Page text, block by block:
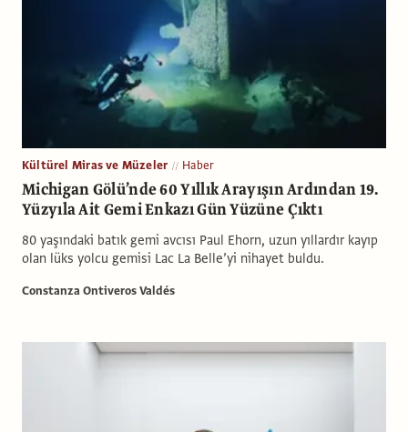
Kültürel Miras ve Müzeler Haber
Michigan Gölü’nde 60 Yıllık Arayışın Ardından 19.
Yüzyıla Ait Gemi Enkazı Gün Yüzüne Çıktı
80 yaşındaki batık gemi avcısı Paul Ehorn, uzun yıllardır kayıp
olan lüks yolcu gemisi Lac La Belle’yi nihayet buldu.
Constanza Ontiveros Valdés